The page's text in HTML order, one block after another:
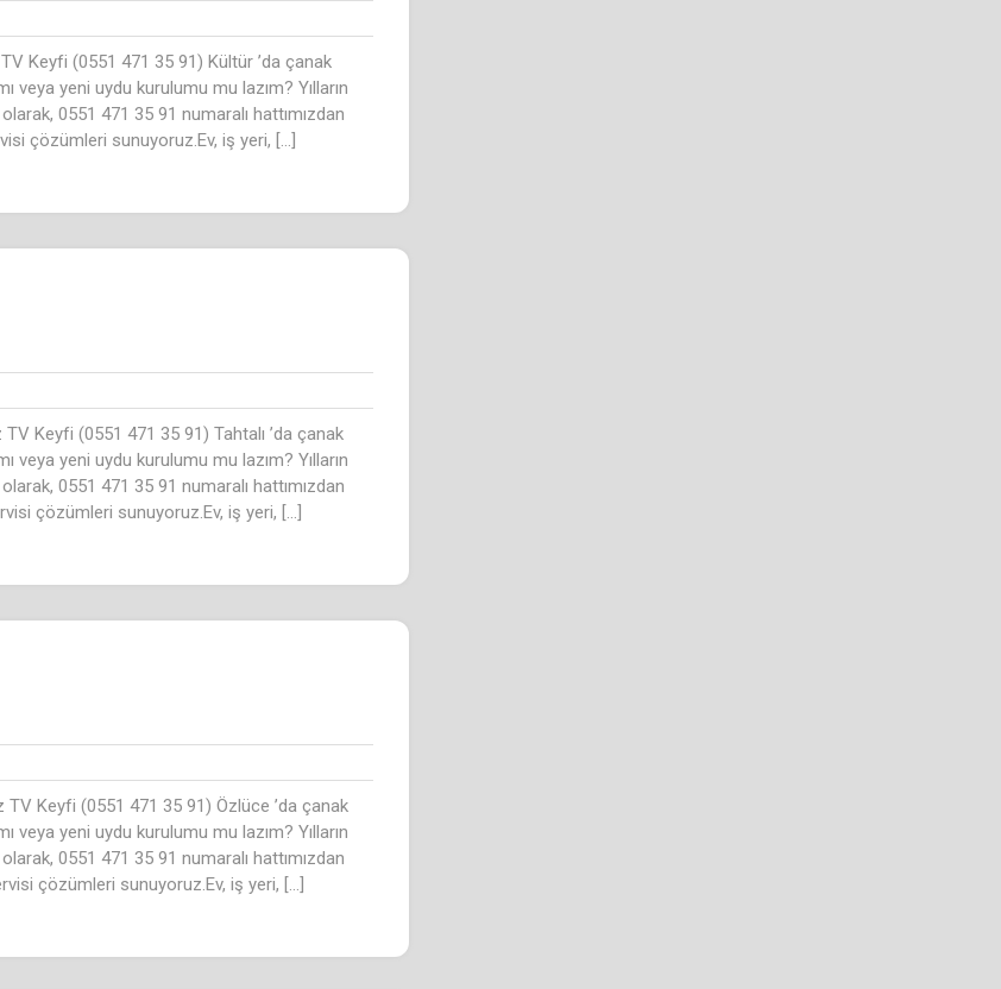
Keyfi (0551 471 35 91) Kültür ’da çanak
veya yeni uydu kurulumu mu lazım? Yılların
0551 471 35 91 numaralı hattımızdan
çözümleri sunuyoruz.Ev, iş yeri, […]
Keyfi (0551 471 35 91) Tahtalı ’da çanak
veya yeni uydu kurulumu mu lazım? Yılların
0551 471 35 91 numaralı hattımızdan
çözümleri sunuyoruz.Ev, iş yeri, […]
Keyfi (0551 471 35 91) Özlüce ’da çanak
veya yeni uydu kurulumu mu lazım? Yılların
0551 471 35 91 numaralı hattımızdan
çözümleri sunuyoruz.Ev, iş yeri, […]